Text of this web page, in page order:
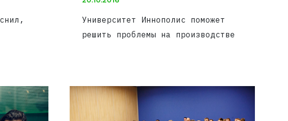
Университет Иннополис поможет
решить проблемы на производстве